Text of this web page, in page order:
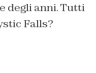
degli anni. Tutti
Falls?